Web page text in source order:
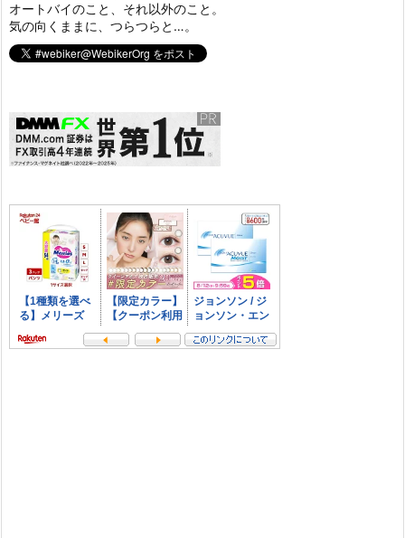
オートバイのこと、それ以外のこと。
気の向くままに、つらつらと…。